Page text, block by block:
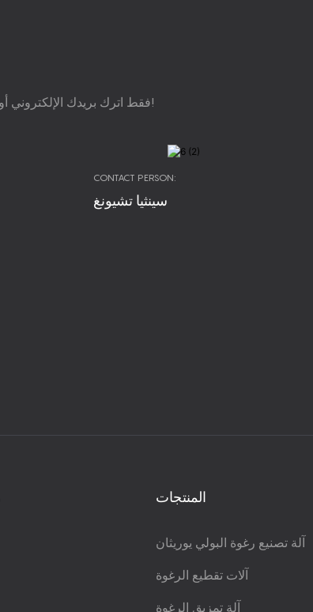
فقط اترك بريدك الإلكتروني أو رقم هاتفك في نموذج الاتصال حتى نتمكن من إرسال اقتراح مجاني إليك!
CONTACT PERSON:
سينثيا تشيونغ
المنتجات
آلة تصنيع رغوة البولي يوريثان
آلات تقطيع الرغوة
آلة تمزيق الرغوة